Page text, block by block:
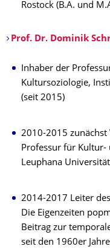
Rostock (B.A. und
Prof. Dr. Dominik
Inhaber der
Kultursoziologie,
(seit 2015)
2010-2015
Professur für Kultur-
Leuphana
2014-2017 Leiter
Die Eigenzeiten
Beitrag zur
seit den 1960er